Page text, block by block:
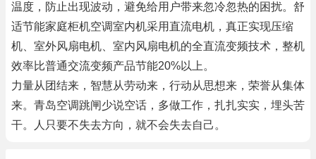
温度，防止出现波动，避免给用户带来忽冷忽热的困扰。舒
适节能家庭柜机空调室内机采用直流电机，真正实现压缩
机、室外风扇电机、室内风扇电机的全直流变频技术，整机
效率比普通交流变频产品节能20%以上。
力量从团结来，智慧从劳动来，行动从思想来，荣誉从集体
来。青岛空调跳闸少说空话，多做工作，扎扎实实，埋头苦
干。人只要不失去方向，就不会失去自己。